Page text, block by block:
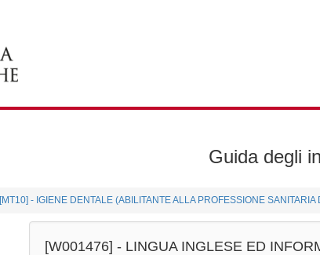
Guida degli
[MT10] - IGIENE DENTALE (ABILITANTE ALLA PROFESSIONE SANITARIA
[W001476] - LINGUA INGLESE ED